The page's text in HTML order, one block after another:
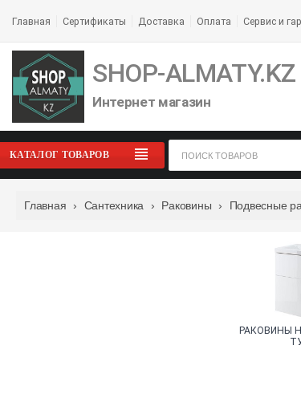
Главная Сертификаты Доставка Оплата Сервис и
SHOP-ALMATY.KZ
Интернет магазин
КАТАЛОГ ТОВАРОВ
Главная › Сантехника › Раковины › Подвесные
РАКОВИНЫ